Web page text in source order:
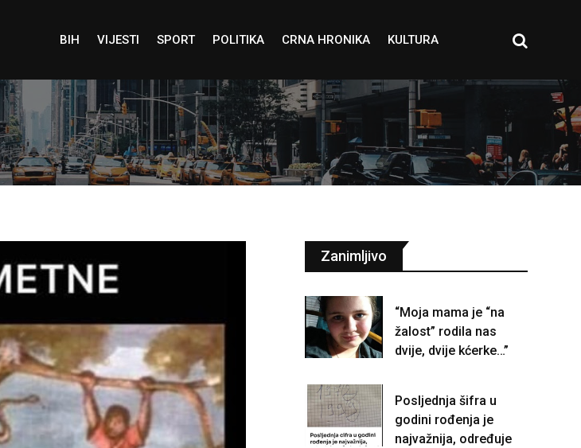
BIH VIJESTI SPORT POLITIKA CRNA HRONIKA KULTURA
Zanimljivo
“Moja mama je “na
žalost” rodila nas
dvije, dvije kćerke…”
Posljednja šifra u
godini rođenja je
najvažnija, određuje